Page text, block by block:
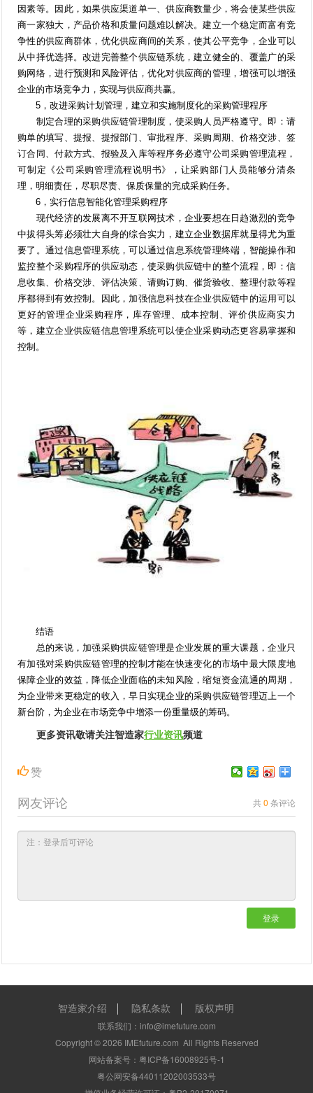
因素等。因此，如果供应渠道单一、供应商数量少，将会使某些供应
商一家独大，产品价格和质量问题难以解决。建立一个稳定而富有竞
争性的供应商群体，优化供应商间的关系，使其公平竞争，企业可以
从中择优选择。改进完善整个供应链系统，建立健全的、覆盖广的采
购网络，进行预测和风险评估，优化对供应商的管理，增强可以增强
企业的市场竞争力，实现与供应商共赢。
5，改进采购计划管理，建立和实施制度化的采购管理程序
制定合理的采购供应链管理制度，使采购人员严格遵守。即：请
购单的填写、提报、提报部门、审批程序、采购周期、价格交涉、签
订合同、付款方式、报验及入库等程序务必遵守公司采购管理流程，
可制定《公司采购管理流程说明书》，让采购部门人员能够分清条
理，明细责任，尽职尽责、保质保量的完成采购任务。
6，实行信息智能化管理采购程序
现代经济的发展离不开互联网技术，企业要想在日趋激烈的竞争
中拔得头筹必须壮大自身的综合实力，建立企业数据库就显得尤为重
要了。通过信息管理系统，可以通过信息系统管理终端，智能操作和
监控整个采购程序的供应动态，使采购供应链中的整个流程，即：信
息收集、价格交涉、评估决策、请购订购、催货验收、整理付款等程
序都得到有效控制。因此，加强信息科技在企业供应链中的运用可以
更好的管理企业采购程序，库存管理、成本控制、评价供应商实力
等，建立企业供应链信息管理系统可以使企业采购动态更容易掌握和
控制。
结语
总的来说，加强采购供应链管理是企业发展的重大课题，企业只
有加强对采购供应链管理的控制才能在快速变化的市场中最大限度地
保障企业的效益，降低企业面临的未知风险，缩短资金流通的周期，
为企业带来更稳定的收入，早日实现企业的采购供应链管理迈上一个
新台阶，为企业在市场竞争中增添一份重量级的筹码。
更多资讯敬请关注智造家行业资讯频道
赞
网友评论 共0 条评论
登录
智造家介绍 隐私条款 版权声明
联系我们：info@imefuture.com
Copyright ©2026 IMEfuture.com All Rights Reserved
网站备案号：粤ICP备16008925号-1
粤公网安备44011202003533号